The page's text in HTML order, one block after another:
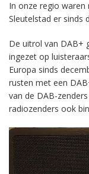
In onze regio
Sleutelstad er sinds
De uitrol van DAB+
ingezet op
Europa sinds
rusten met een
van de DAB-
radiozenders ook